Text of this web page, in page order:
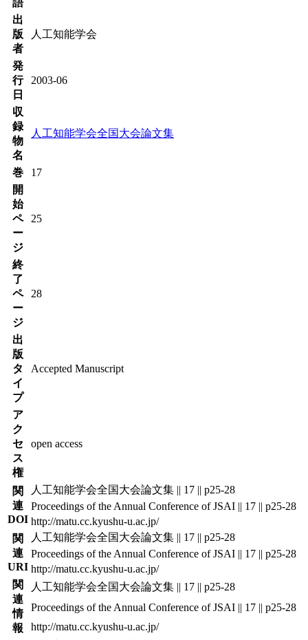
出
版
者
人工知能学会
発
行
日
2003-06
収
録
物
名
人工知能学会全国大会論文集
巻
17
開
始
ペ
ー
ジ
25
終
了
ペ
ー
ジ
28
出
版
タ
イ
プ
Accepted Manuscript
ア
ク
セ
ス
権
open access
関
連
DOI
人工知能学会全国大会論文集 || 17 || p25-28
Proceedings of the Annual Conference of JSAI || 17 || p25-28
http://matu.cc.kyushu-u.ac.jp/
関
連
URI
人工知能学会全国大会論文集 || 17 || p25-28
Proceedings of the Annual Conference of JSAI || 17 || p25-28
http://matu.cc.kyushu-u.ac.jp/
関
連
情
報
人工知能学会全国大会論文集 || 17 || p25-28
Proceedings of the Annual Conference of JSAI || 17 || p25-28
http://matu.cc.kyushu-u.ac.jp/